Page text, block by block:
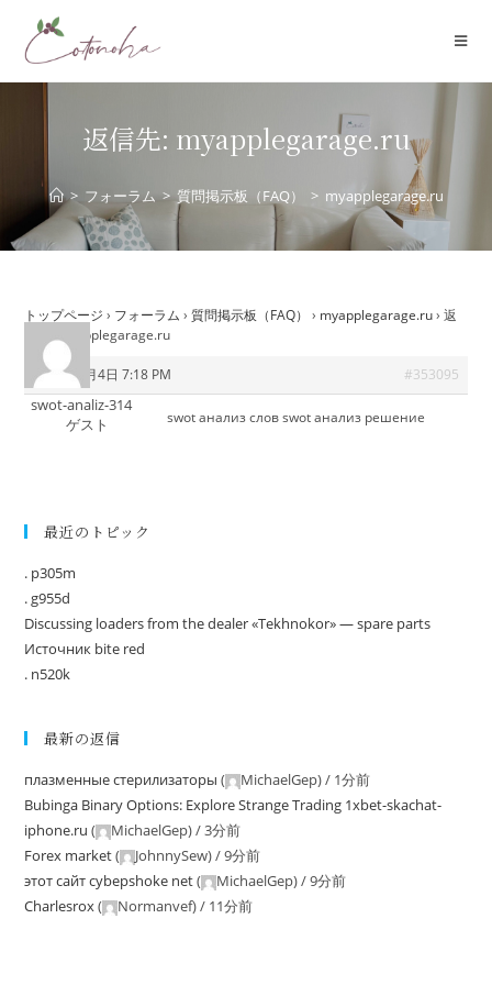
返信先: myapplegarage.ru
> フォーラム > 質問掲示板（FAQ） > myapplegarage.ru
トップページ › フォーラム › 質問掲示板（FAQ） › myapplegarage.ru › 返
信先: myapplegarage.ru
2025年9月4日 7:18 PM #353095
swot-analiz-314
ゲスト
swot анализ словswot анализ решение
最近のトピック
. p305m
. g955d
Discussing loaders from the dealer «Tekhnokor» — spare parts
Источник bite red
. n520k
最新の返信
плазменные стерилизаторы ( MichaelGep) / 1分前
Bubinga Binary Options: Explore Strange Trading 1xbet-skachat-
iphone.ru ( MichaelGep) /3分前
Forex market( JohnnySew) /9分前
этот сайт cybepshoke net( MichaelGep) /9分前
Charlesrox( Normanvef) / 11分前